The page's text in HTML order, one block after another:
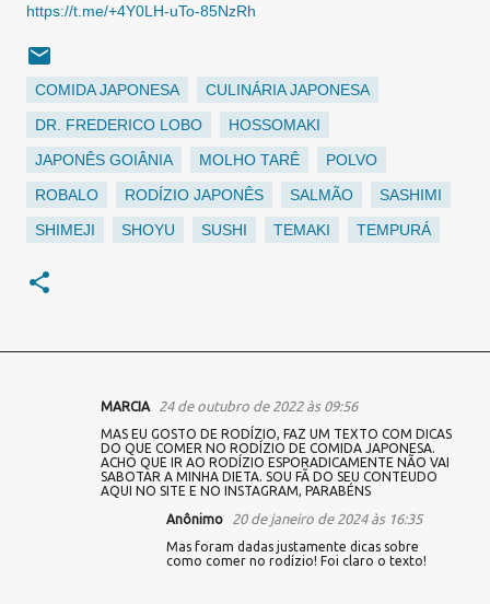
https://t.me/+4Y0LH-uTo-85NzRh
COMIDA JAPONESA
CULINÁRIA JAPONESA
DR. FREDERICO LOBO
HOSSOMAKI
JAPONÊS GOIÂNIA
MOLHO TARÊ
POLVO
ROBALO
RODÍZIO JAPONÊS SALMÃO
SASHIMI
SHIMEJI
SHOYU SUSHI TEMAKI TEMPURÁ
MARCIA 24 de outubro de 2022 às 09:56
MAS EU GOSTO DE RODÍZIO, FAZ UM TEXTO COM DICAS
DO QUE COMER NO RODÍZIO DE COMIDA JAPONESA.
ACHO QUE IR AO RODÍZIO ESPORADICAMENTE NÃO VAI
SABOTAR A MINHA DIETA. SOU FÃ DO SEU CONTEUDO
AQUI NO SITE E NO INSTAGRAM, PARABÉNS
Anônimo 20 de janeiro de 2024 às 16:35
Mas foram dadas justamente dicas sobre
como comer no rodízio! Foi claro o texto!